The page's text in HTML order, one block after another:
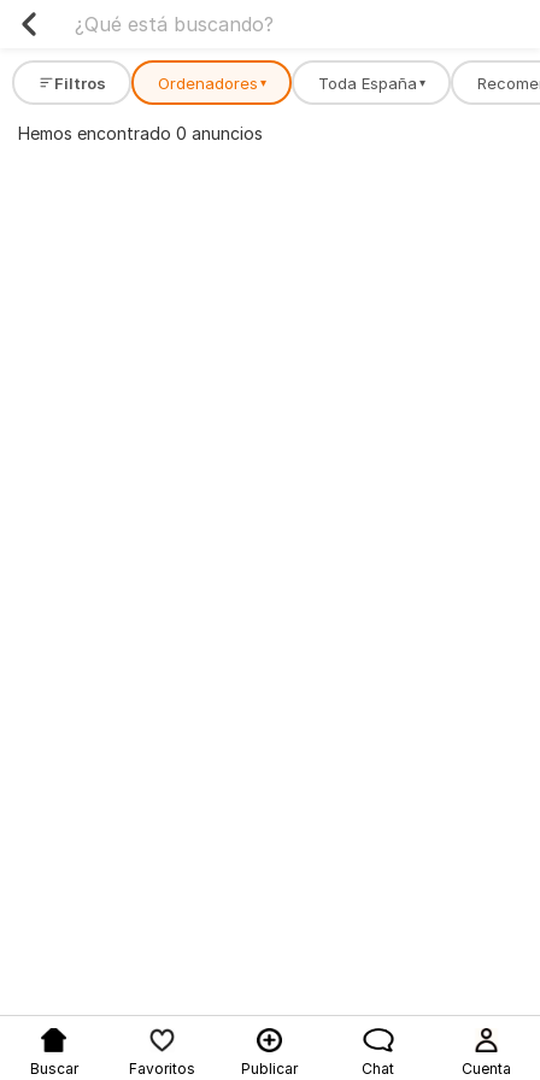
Filtros Ordenadores ▾ Toda España ▾
Hemos encontrado 0 anuncios
Buscar Favoritos Publicar Chat Cuenta